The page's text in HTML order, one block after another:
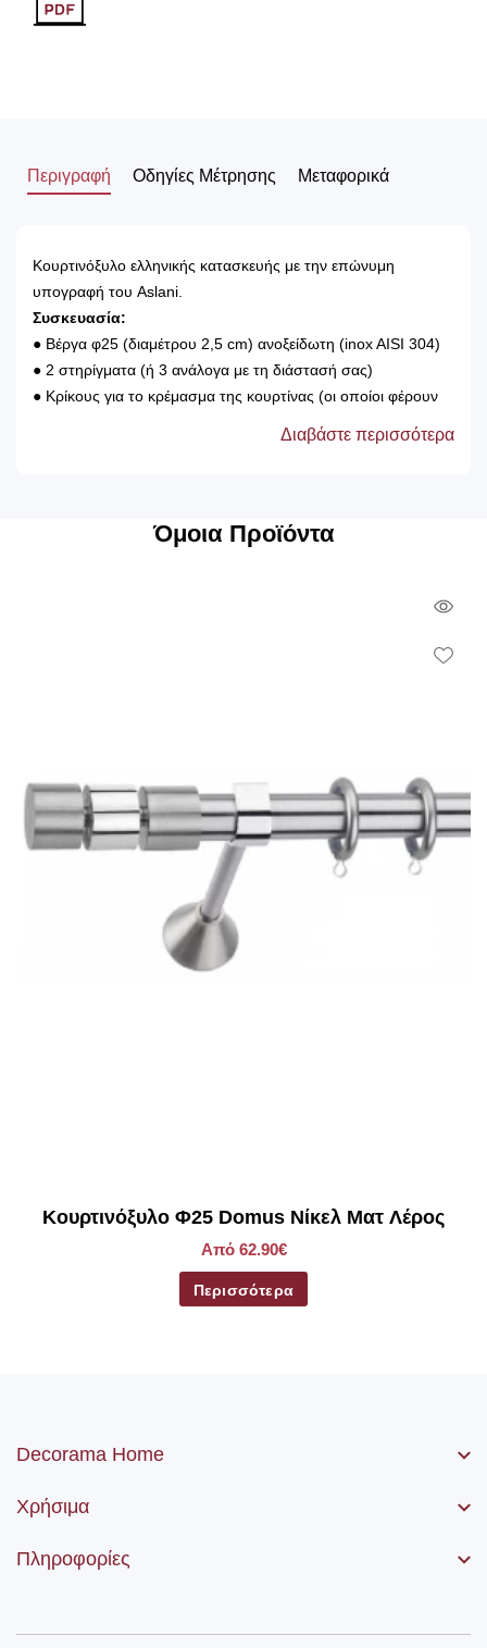
Περιγραφή Οδηγίες Μέτρησης Μεταφορικά
Κουρτινόξυλο ελληνικής κατασκευής με την επώνυμη
υπογραφή του Aslani.
Συσκευασία:
● Βέργα φ25 (διαμέτρου 2,5 cm) ανοξείδωτη (inox AISI 304)
● 2 στηρίγματα (ή 3 ανάλογα με τη διάστασή σας)
● Κρίκους για το κρέμασμα της κουρτίνας (οι οποίοι φέρουν
Παρέχεται 5 χρόνια εργοστασιακή εγγύηση κατά της φθοράς.
► Το κουρτινόξυλο πρέπει να είναι 40cm μεγαλύτερο από το
βέργα). Όσον αφορά την απόσταση από το πάνω μέρος του
παραθύρου έως το ταβάνι, το κουρτινόξυλο πρέπει να
τοποθετηθεί στα 2/3 αυτής της απόστασης.
Διαβάστε περισσότερα
Όμοια Προϊόντα
Κουρτινόξυλο Φ25 Domus Νίκελ Ματ Λέρος
Από 62.90€
Περισσότερα
Decorama Home
Χρήσιμα
Πληροφορίες